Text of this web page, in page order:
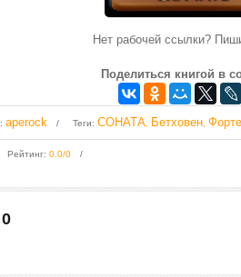
Нет рабочей ссылки?
Поделиться книгой в
: aperock Теги: СОНАТА Бетховен
Рейтинг: 0.0/0
0